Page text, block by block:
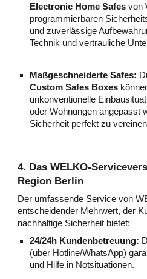
Electronic Home Safes von
programmierbaren
und zuverlässige
Technik und vertrauliche
Maßgeschneiderte Safes:
Custom Safes Boxes
unkonventionelle
oder Wohnungen angepasst
Sicherheit perfekt zu
4. Das WELKO-
Region Berlin
Der umfassende Service von
entscheidender Mehrwert, der
nachhaltige Sicherheit bietet:
24/24h Kundenbetreuung:
(über Hotline/WhatsApp)
und Hilfe in Notsituationen.